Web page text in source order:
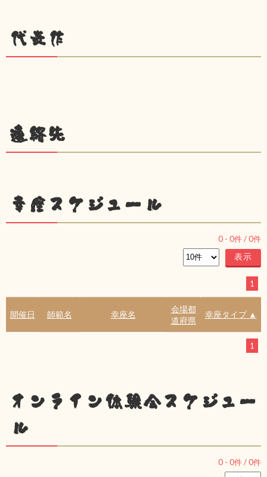
代表作
連絡先
幸座スケジュール
0 - 0件 /0件
1
開催日 師範名 幸座名
会場都
道府県
幸座タイプ ▲
1
オンライン体験会スケジュー
ル
0 - 0件 /0件